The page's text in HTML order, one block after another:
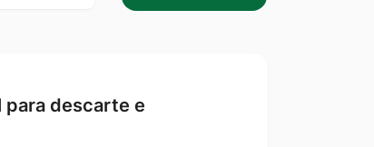
para descarte e